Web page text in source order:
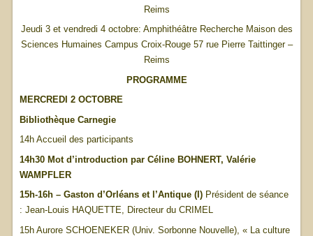
Reims
Jeudi 3 et vendredi 4 octobre: Amphithéâtre Recherche Maison des
Sciences Humaines Campus Croix-Rouge 57 rue Pierre Taittinger –
Reims
PROGRAMME
MERCREDI 2 OCTOBRE
Bibliothèque Carnegie
14h Accueil des participants
14h30 Mot d’introduction par Céline BOHNERT, Valérie
WAMPFLER
15h-16h – Gaston d’Orléans et l’Antique (I)Président de séance
: Jean-Louis HAQUETTE, Directeur du CRIMEL
15h Aurore SCHOENEKER (Univ. Sorbonne Nouvelle), « La culture